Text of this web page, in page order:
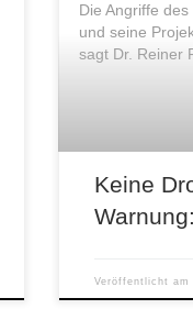
Die Angriffe
und seine
sagt Dr. Reiner
Keine
Veröffentlicht am